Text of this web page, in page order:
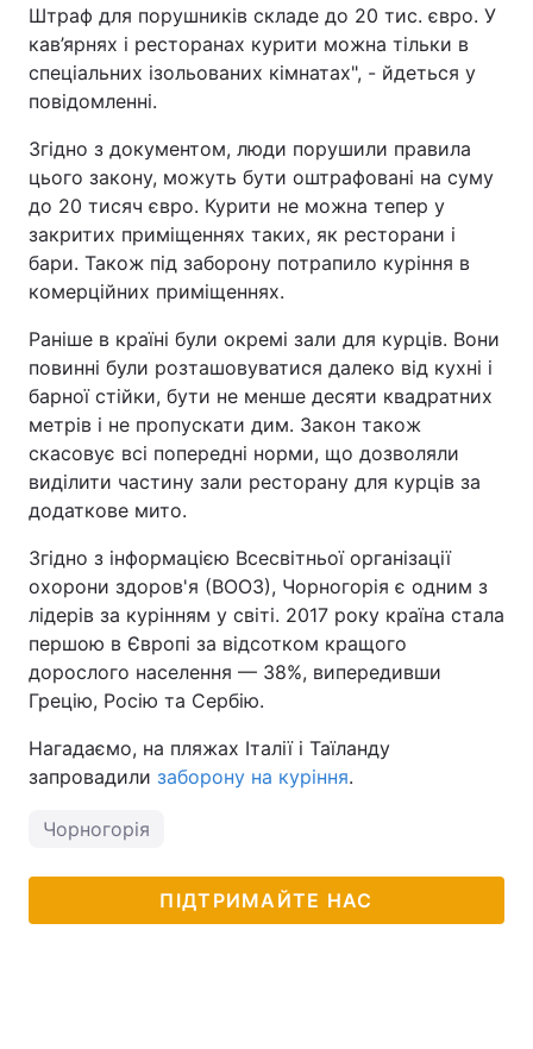
Інтерв'ю Думки
Архів
Контакти
Послуги
Тема оформлення
Штраф для порушників складе до 20 тис. євро. У
кав’ярнях і ресторанах курити можна тільки в
спеціальних ізольованих кімнатах", - йдеться у
повідомленні.
Згідно з документом, люди порушили правила
цього закону, можуть бути оштрафовані на суму
до 20 тисяч євро. Курити не можна тепер у
закритих приміщеннях таких, як ресторани і
бари. Також під заборону потрапило куріння в
комерційних приміщеннях.
Раніше в країні були окремі зали для курців. Вони
повинні були розташовуватися далеко від кухні і
барної стійки, бути не менше десяти квадратних
метрів і не пропускати дим. Закон також
скасовує всі попередні норми, що дозволяли
виділити частину зали ресторану для курців за
додаткове мито.
Згідно з інформацією Всесвітньої організації
охорони здоров'я (ВООЗ), Чорногорія є одним з
лідерів за курінням у світі. 2017 року країна стала
першою в Європі за відсотком кращого
дорослого населення — 38%, випередивши
Грецію, Росію та Сербію.
Нагадаємо, на пляжах Італії і Таїланду
запровадили заборону на куріння.
Чорногорія
ПІДТРИМАЙТЕ НАС